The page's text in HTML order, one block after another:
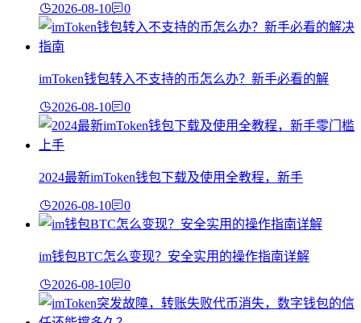
2026-08-10 0
imToken钱包转入不支持的币怎么办？新手必看的解
2026-08-10 0
2024最新imToken钱包下载及使用全教程，新手
2026-08-10 0
im钱包BTC怎么变现？安全实用的操作指南详解
2026-08-10 0